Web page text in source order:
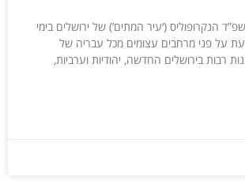
תמוז תשפ”ד הנקרופוליס (‘עיר המתים’) של ירושלים בימי
על פני מרחבים עצומים מכל עבריה של
רבות בירושלים החדשה, יהודיות וערביות,